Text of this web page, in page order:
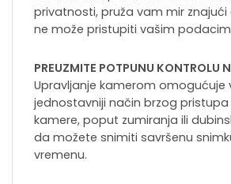
privatnosti, pruža vam mir
ne može pristupiti vašim
PREUZMITE POTPUNU KONTROLU
Upravljanje kamerom omogućuje
jednostavniji način brzog
kamere, poput zumiranja ili
da možete snimiti savršenu
vremenu.